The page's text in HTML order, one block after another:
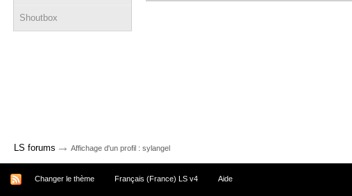
Shoutbox
LS forums → Affichage d'un profil : sylangel
Changer le thème Français (France) LS v4 Aide